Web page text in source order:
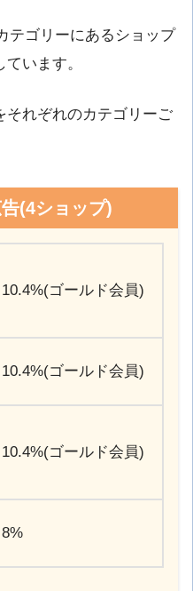
テゴリーにあるショップ
います。
それぞれのカテゴリーご
(4ショップ)
10.4%(ゴールド会員)
10.4%(ゴールド会員)
10.4%(ゴールド会員)
8%